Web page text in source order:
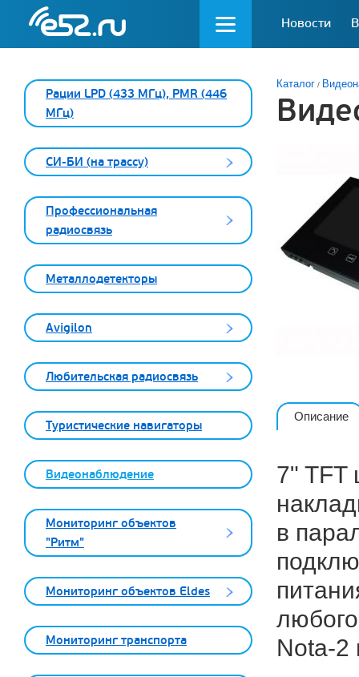
Новости
Рации LPD (433 МГц), PMR (446
МГц)
СИ-БИ (на трассу)
Профессиональная
радиосвязь
Металлодетекторы
Avigilon
Любительская радиосвязь
Туристические навигаторы
Видеонаблюдение
Мониторинг объектов
"Ритм"
Мониторинг объектов Eldes
Мониторинг транспорта
Каталог
Описание
7" TFT
в
Nota-2